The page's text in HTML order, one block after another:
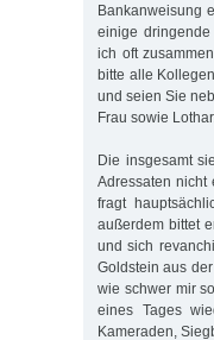
Bankanweisung
einige dringende
ich oft
bitte alle
und seien Sie
Frau sowie
Die insgesamt
Adressaten nicht
fragt
außerdem bittet
und sich
Goldstein aus
wie schwer mir
eines Tages
Kameraden,